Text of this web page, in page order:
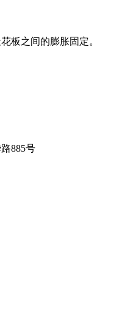
板之间的膨胀固定。
885号